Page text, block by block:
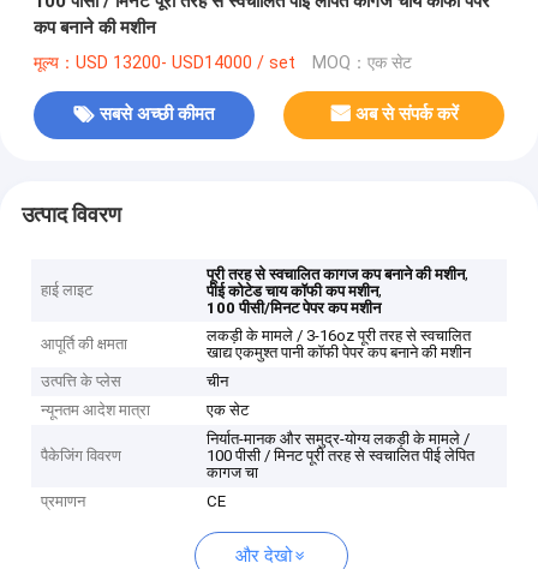
कप बनाने की मशीन
मूल्य：USD 13200- USD14000 / set MOQ：एक सेट
सबसे अच्छी कीमत अब से संपर्क करें
उत्पाद विवरण
हाई लाइट
पूरी तरह से स्वचालित कागज कप बनाने की मशीन,
पीई कोटेड चाय कॉफी कप मशीन,
100 पीसी/मिनट पेपर कप मशीन
आपूर्ति की क्षमता
लकड़ी के मामले / 3-16oz पूरी तरह से स्वचालित
खाद्य एकमुश्त पानी कॉफी पेपर कप बनाने की मशीन
उत्पत्ति के प्लेस
चीन
न्यूनतम आदेश मात्रा
एक सेट
पैकेजिंग विवरण
निर्यात-मानक और समुद्र-योग्य लकड़ी के मामले /
100 पीसी / मिनट पूरी तरह से स्वचालित पीई लेपित
कागज चा
प्रमाणन
CE
और देखो